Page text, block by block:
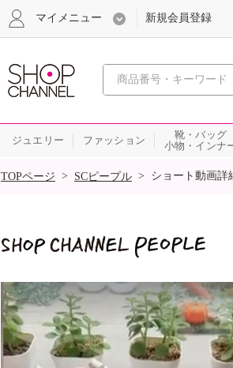
心おどる、瞬
マイメニュー 新規会員登録
ジュエリー ファッション
靴・バッグ
小物・インナ
SALE
TOPページ > SCピープル > ショート動画詳